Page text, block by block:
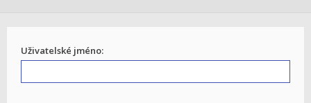
Uživatelské jméno: